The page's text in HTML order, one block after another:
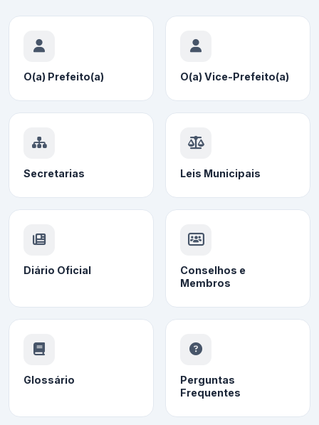
O(a) Prefeito(a) O(a) Vice-Prefeito(a)
Secretarias Leis Municipais
Diário Oficial
Conselhos e
Membros
Glossário
Perguntas
Frequentes